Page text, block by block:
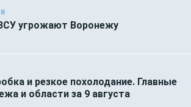
угрожают Воронежу
и резкое похолодание. Главные
и области за 9 августа